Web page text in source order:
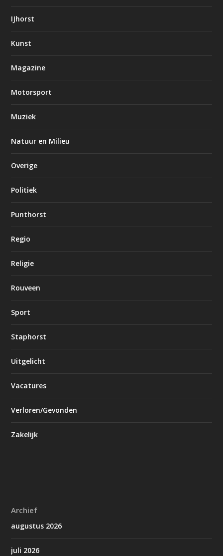
IJhorst
Kunst
Magazine
Motorsport
Muziek
Natuur en Milieu
Overige
Politiek
Punthorst
Regio
Religie
Rouveen
Sport
Staphorst
Uitgelicht
Vacatures
Verloren/Gevonden
Zakelijk
Archief
augustus 2026
juli 2026